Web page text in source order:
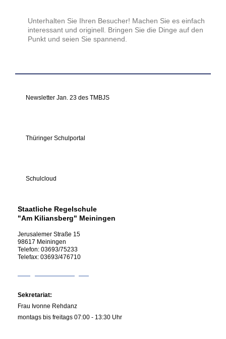
Unterhalten Sie Ihren Besucher! Machen Sie es einfach
interessant und originell. Bringen Sie die Dinge auf den
Punkt und seien Sie spannend.
Newsletter Jan. 23 des TMBJS
Thüringer Schulportal
Schulcloud
Staatliche Regelschule
"Am Kiliansberg" Meiningen
Jerusalemer Straße 15
98617 Meiningen
Telefon: 03693/75233
Telefax: 03693/476710
Sekretariat:
Frau Ivonne Rehdanz
montags bis freitags 07:00 - 13:30 Uhr